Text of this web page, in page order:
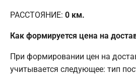
РАССТОЯНИЕ: 0 км.
Как формируется цена на
При формировании цен на
учитывается следующее: тип